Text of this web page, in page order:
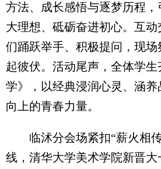
方法、成长感悟与逐梦历程
大理想、砥砺奋进初心。互
们踊跃举手、积极提问，现
起彼伏。活动尾声，全体学生
学》，以经典浸润心灵、涵
向上的青春力量。
临沭分会场紧扣“薪火相传
线，清华大学美术学院新晋大